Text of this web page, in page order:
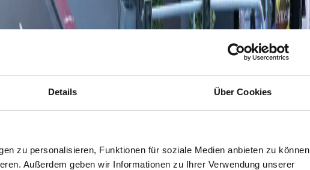
Details Über Cookies
zu personalisieren, Funktionen für soziale Medien anbieten zu können
Außerdem geben wir Informationen zu Ihrer Verwendung unserer